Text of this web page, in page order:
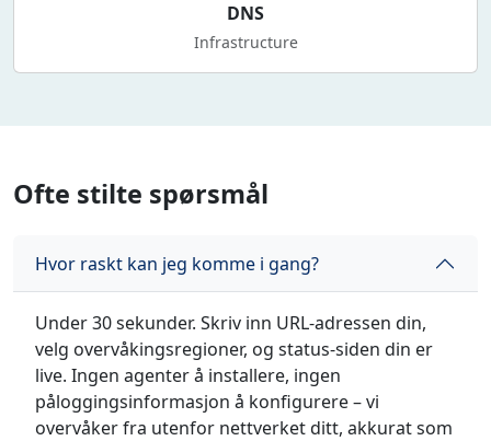
DNS
Infrastructure
Ofte stilte spørsmål
Hvor raskt kan jeg komme i gang?
Under 30 sekunder. Skriv inn URL-adressen din,
velg overvåkingsregioner, og status-siden din er
live. Ingen agenter å installere, ingen
påloggingsinformasjon å konfigurere – vi
overvåker fra utenfor nettverket ditt, akkurat som